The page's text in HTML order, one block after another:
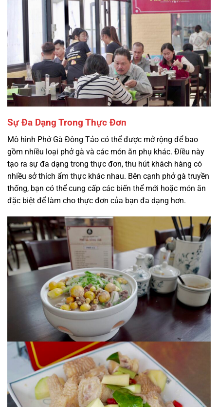
Sự Đa Dạng Trong Thực Đơn
Mô hình Phở Gà Đông Tảo có thể được mở rộng để bao
gồm nhiều loại phở gà và các món ăn phụ khác. Điều này
tạo ra sự đa dạng trong thực đơn, thu hút khách hàng có
nhiều sở thích ẩm thực khác nhau. Bên cạnh phở gà truyền
thống, bạn có thể cung cấp các biến thể mới hoặc món ăn
đặc biệt để làm cho thực đơn của bạn đa dạng hơn.